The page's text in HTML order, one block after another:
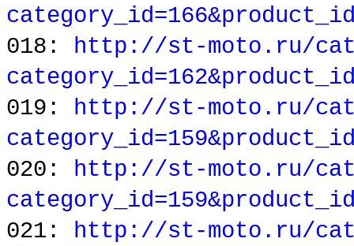
018: http://st-moto.ru/
019: http://st-moto.ru/
020: http://st-moto.ru/
021: http://st-moto.ru/